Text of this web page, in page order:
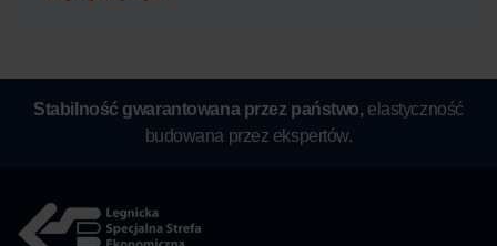
Stabilność gwarantowana przez państwo, elastyczność
budowana przez ekspertów.